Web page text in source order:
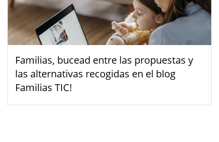
Familias, bucead entre las propuestas y
las alternativas recogidas en el blog
Familias TIC!